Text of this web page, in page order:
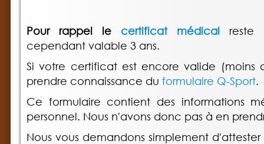
Pour rappel le certificat médical reste
cependant valable 3 ans.
Si votre certificat est encore valide (moins
prendre connaissance du formulaire Q-Sport.
Ce formulaire contient des informations
personnel. Nous n'avons donc pas à en
Nous vous demandons simplement